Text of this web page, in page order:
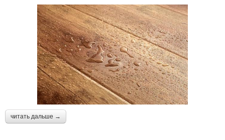
читать дальше →